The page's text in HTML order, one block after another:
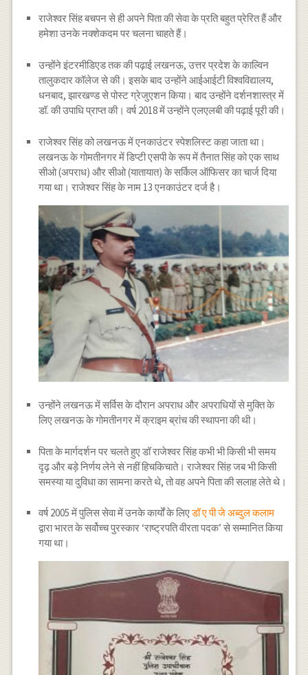
राजेश्वर सिंह बचपन से ही अपने पिता की सेवा के प्रति बहुत प्रेरित हैं और
हमेशा उनके नक्शेकदम पर चलना चाहते हैं।
उन्होंने इंटरमीडिएड तक की पढ़ाई लखनऊ, उत्तर प्रदेश के काल्विन
तालुकदार कॉलेज से की। इसके बाद उन्होंने आईआईटी विश्वविद्यालय,
धनबाद, झारखण्ड से पोस्ट ग्रेजुएशन किया। बाद उन्होंने दर्शनशास्त्र में
डॉ. की उपाधि प्राप्त की। वर्ष 2018 में उन्होंने एलएलबी की पढ़ाई पूरी की।
राजेश्वर सिंह को लखनऊ में एनकाउंटर स्पेशलिस्ट कहा जाता था।
लखनऊ के गोमतीनगर में डिप्टी एसपी के रूप में तैनात सिंह को एक साथ
सीओ (अपराध) और सीओ (यातायात) के सर्किल ऑफिसर का चार्ज दिया
गया था। राजेश्वर सिंह के नाम 13 एनकाउंटर दर्ज है।
उन्होंने लखनऊ में सर्विस के दौरान अपराध और अपराधियों से मुक्ति के
लिए लखनऊ के गोमतीनगर में क्राइम ब्रांच की स्थापना की थी।
पिता के मार्गदर्शन पर चलते हुए डॉ राजेश्वर सिंह कभी भी किसी भी समय
दृढ़ और बड़े निर्णय लेने से नहीं हिचकिचाते। राजेश्वर सिंह जब भी किसी
समस्या या दुविधा का सामना करते थे, तो वह अपने पिता की सलाह लेते थे।
वर्ष 2005 में पुलिस सेवा में उनके कार्यों के लिएडॉ ए पी जे अब्दुल कलाम
द्वारा भारत के सर्वोच्च पुरस्कार ‘राष्ट्रपति वीरता पदक’ से सम्मानित किया
गया था।